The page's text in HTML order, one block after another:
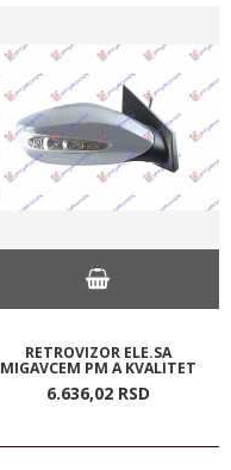
RETROVIZOR ELE.SA
MIGAVCEM PM A KVALITET
6.636,02 RSD